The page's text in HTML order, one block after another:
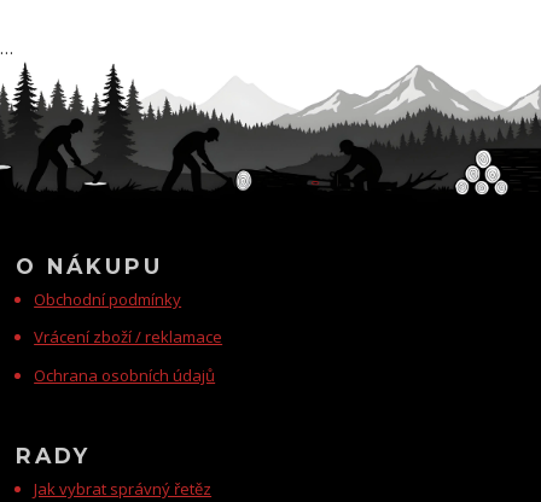
O NÁKUPU
Obchodní podmínky
Vrácení zboží / reklamace
Ochrana osobních údajů
RADY
Jak vybrat správný řetěz
…